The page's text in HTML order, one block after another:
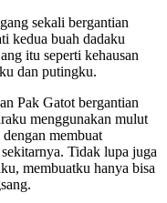
sekali bergantian
kedua buah dadaku
itu seperti kehausan
dan putingku.
Pak Gatot bergantian
menggunakan mulut
membuat
Tidak lupa juga
membuatku hanya bisa